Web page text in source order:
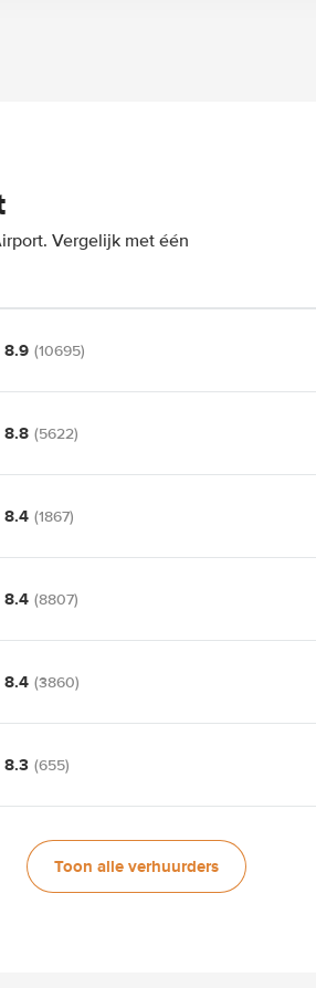
Vergelijk met één
8.9 (10695)
8.8 (5622)
8.4 (1867)
8.4 (8807)
8.4 (3860)
8.3 (655)
Toon alle verhuurders